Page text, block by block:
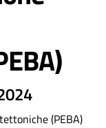
(PEBA)